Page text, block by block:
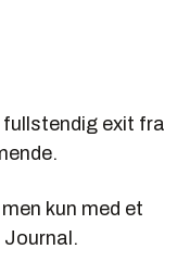
fullstendig exit fra
kun med et
Journal.